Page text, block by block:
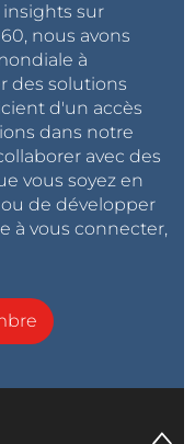
sur
nous avons
à
des solutions
d'un accès
dans notre
avec des
vous soyez en
de développer
à vous connecter,